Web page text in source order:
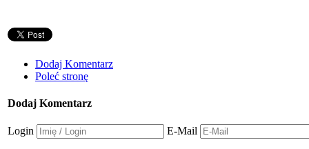
Dodaj Komentarz
Poleć stronę
Dodaj Komentarz
Login E-Mail